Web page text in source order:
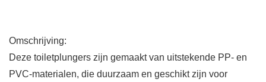
Omschrijving:
Deze toiletplungers zijn gemaakt van uitstekende PP- en
PVC-materialen, die duurzaam en geschikt zijn voor